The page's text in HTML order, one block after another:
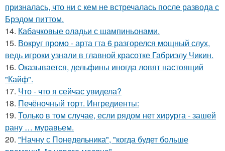
призналась, что ни с кем не встречалась после развода с
Брэдом питтом.
14. Кабачковые оладьи с шампиньонами.
15. Вокруг промо - арта гта 6 разгорелся мощный слух,
ведь игроки узнали в главной красотке Габриэлу Чикин.
16. Оказывается, дельфины иногда ловят настоящий
"Кайф".
17. Что - что я сейчас увидела?
18. Печёночный торт. Ингредиенты:
19. Только в том случае, если рядом нет хирурга - зашей
рану … муравьем.
20. "Начну с Понедельника", "когда будет больше